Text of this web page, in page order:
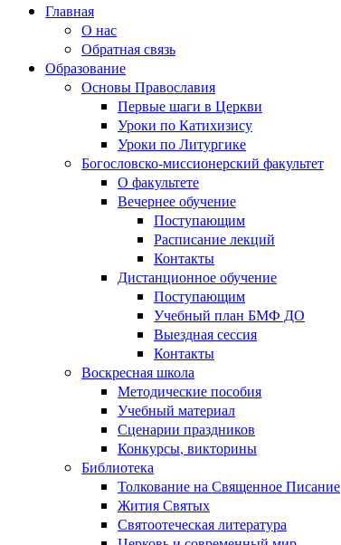
Главная
О нас
Обратная связь
Образование
Основы Православия
Первые шаги в Церкви
Уроки по Катихизису
Уроки по Литургике
Богословско-миссионерский факультет
О факультете
Вечернее обучение
Поступающим
Расписание лекций
Контакты
Дистанционное обучение
Поступающим
Учебный план БМФ ДО
Выездная сессия
Контакты
Воскресная школа
Методические пособия
Учебный материал
Сценарии праздников
Конкурсы, викторины
Библиотека
Толкование на Священное Писание
Жития Святых
Святоотеческая литература